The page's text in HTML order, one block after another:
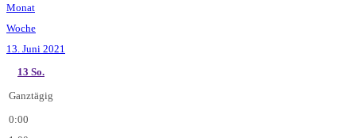
Monat
Woche
13. Juni 2021
13 So.
Ganztägig
0:00